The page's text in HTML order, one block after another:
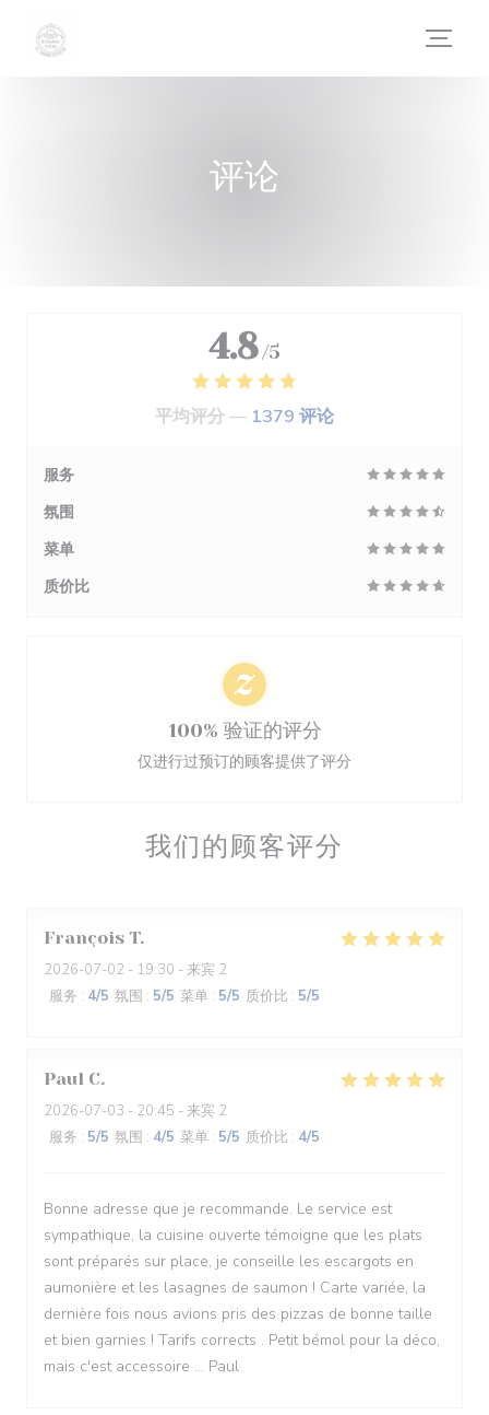
评论
我们的顾客评分
François T
2026-07-02 - 19:30 - 来宾 2
服务 : 4/5 氛围 : 5/5 菜单 : 5/5 质价比 : 5/5
Paul C
2026-07-03 - 20:45 - 来宾 2
服务 : 5/5 氛围 : 4/5 菜单 : 5/5 质价比 : 4/5
Bonne adresse que je recommande. Le service est
sympathique, la cuisine ouverte témoigne que les plats
sont préparés sur place, je conseille les escargots en
aumonière et les lasagnes de saumon ! Carte variée, la
dernière fois nous avions pris des pizzas de bonne taille
et bien garnies ! Tarifs corrects . Petit bémol pour la déco,
mais c'est accessoire ... Paul
4.8 /5
平均评分 — 1379 评论
服务
氛围
菜单
质价比
100% 验证的评分
仅进行过预订的顾客提供了评分